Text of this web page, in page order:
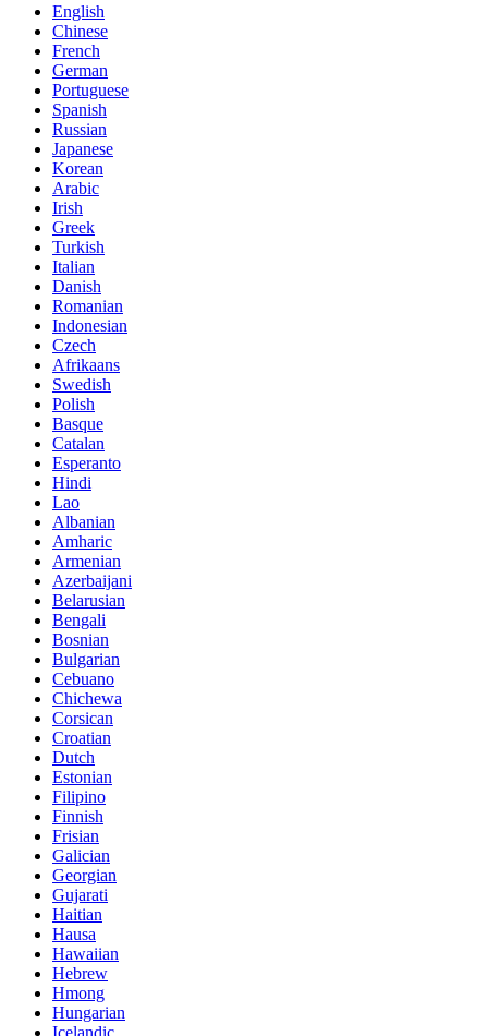
English
Chinese
French
German
Portuguese
Spanish
Russian
Japanese
Korean
Arabic
Irish
Greek
Turkish
Italian
Danish
Romanian
Indonesian
Czech
Afrikaans
Swedish
Polish
Basque
Catalan
Esperanto
Hindi
Lao
Albanian
Amharic
Armenian
Azerbaijani
Belarusian
Bengali
Bosnian
Bulgarian
Cebuano
Chichewa
Corsican
Croatian
Dutch
Estonian
Filipino
Finnish
Frisian
Galician
Georgian
Gujarati
Haitian
Hausa
Hawaiian
Hebrew
Hmong
Hungarian
Icelandic